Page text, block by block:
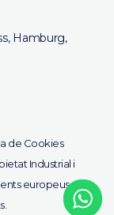
Hamburg,
de Cookies
Industrial i
europeus de